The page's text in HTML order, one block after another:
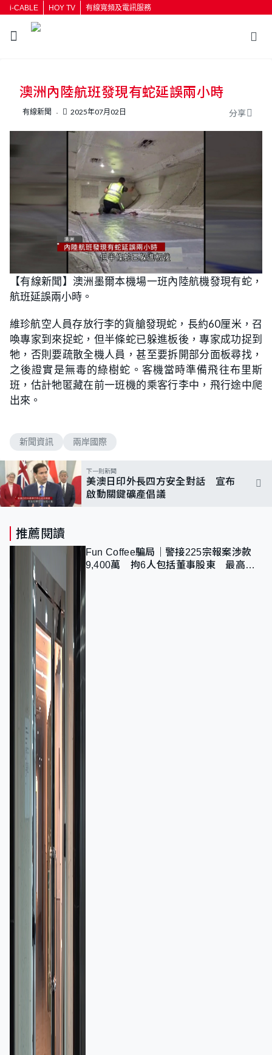
i-CABLE HOY TV 有線寬頻及電訊服務
按輸入鍵開始搜尋
澳洲內陸航班發現有蛇延誤兩小時
有線新聞 2025年07月02日 分享
【有線新聞】澳洲墨爾本機場一班內陸航機發現有蛇，
航班延誤兩小時。
維珍航空人員存放行李的貨艙發現蛇，長約60厘米，召
喚專家到來捉蛇，但半條蛇已躲進板後，專家成功捉到
牠，否則要疏散全機人員，甚至要拆開部分面板尋找，
之後證實是無毒的綠樹蛇。客機當時準備飛往布里斯
班，估計牠匿藏在前一班機的乘客行李中，飛行途中爬
出來。
新聞資訊 兩岸國際
下一則新聞
美澳日印外長四方安全對話 宣布
啟動關鍵礦產倡議
推薦閱讀
Fun Coffee騙局｜警接225宗報案涉款
9,400萬 拘6人包括董事股東 最高金